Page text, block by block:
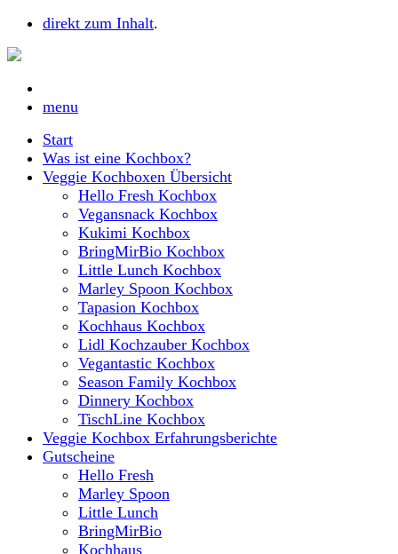
direkt zum Inhalt.
menu
Start
Was ist eine Kochbox?
Veggie Kochboxen Übersicht
Hello Fresh Kochbox
Vegansnack Kochbox
Kukimi Kochbox
BringMirBio Kochbox
Little Lunch Kochbox
Marley Spoon Kochbox
Tapasion Kochbox
Kochhaus Kochbox
Lidl Kochzauber Kochbox
Vegantastic Kochbox
Season Family Kochbox
Dinnery Kochbox
TischLine Kochbox
Veggie Kochbox Erfahrungsberichte
Gutscheine
Hello Fresh
Marley Spoon
Little Lunch
BringMirBio
Kochhaus